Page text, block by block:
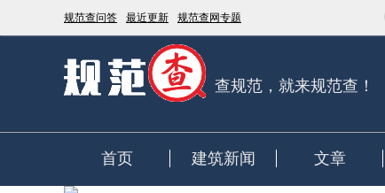
规范查问答 最近更新 规范查网专题
查规范，就来规范查！
首页 建筑新闻 文章